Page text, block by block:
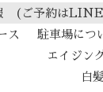
(ご予約はLINE
ス
駐車場につ
ングスパ
白